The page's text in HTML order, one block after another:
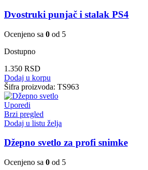
Dvostruki punjač i stalak PS4
Ocenjeno sa 0 od 5
Dostupno
1.350 RSD
Dodaj u korpu
Šifra proizvoda: TS963
Uporedi
Brzi pregled
Dodaj u listu želja
Džepno svetlo za profi snimke
Ocenjeno sa 0 od 5